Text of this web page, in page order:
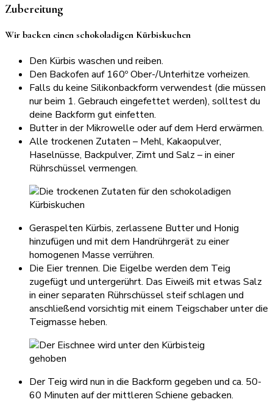
Zubereitung
Wir backen einen schokoladigen Kürbiskuchen
Den Kürbis waschen und reiben.
Den Backofen auf 160º Ober-/Unterhitze vorheizen.
Falls du keine Silikonbackform verwendest (die müssen
nur beim 1. Gebrauch eingefettet werden), solltest du
deine Backform gut einfetten.
Butter in der Mikrowelle oder auf dem Herd erwärmen.
Alle trockenen Zutaten – Mehl, Kakaopulver,
Haselnüsse, Backpulver, Zimt und Salz – in einer
Rührschüssel vermengen.
Geraspelten Kürbis, zerlassene Butter und Honig
hinzufügen und mit dem Handrührgerät zu einer
homogenen Masse verrühren.
Die Eier trennen. Die Eigelbe werden dem Teig
zugefügt und untergerührt. Das Eiweiß mit etwas Salz
in einer separaten Rührschüssel steif schlagen und
anschließend vorsichtig mit einem Teigschaber unter die
Teigmasse heben.
Der Teig wird nun in die Backform gegeben und ca. 50-
60 Minuten auf der mittleren Schiene gebacken.